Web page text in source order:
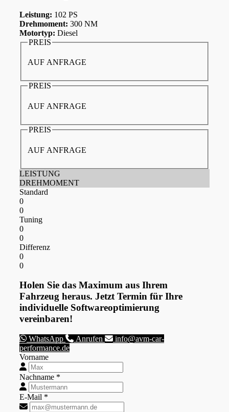
Leistung: 102 PS
Drehmoment: 300 NM
Motortyp: Diesel
PREIS
AUF ANFRAGE
PREIS
AUF ANFRAGE
PREIS
AUF ANFRAGE
LEISTUNG
DREHMOMENT
Standard
0
0
Tuning
0
0
Differenz
0
0
Holen Sie das Maximum aus Ihrem
Fahrzeug heraus. Jetzt Termin für Ihre
individuelle Softwareoptimierung
vereinbaren!
WhatsApp Anrufen
info@avm-car-
performance.de
Vorname
Nachname *
E-Mail *